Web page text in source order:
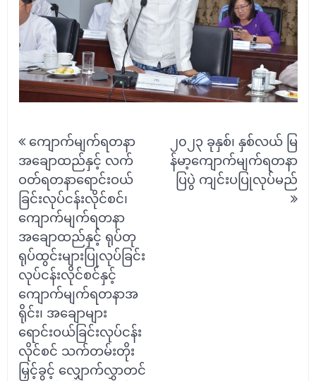
navigation
ကျောက်မျက်ရတနာ
အချောထည်နှင့် လက်
ဝတ်ရတနာရောင်းဝယ်
ခြင်းလုပ်ငန်းလိုင်စင်၊
ကျောက်မျက်ရတနာ
အချောထည်နှင့် ရုပ်တု
ရုပ်ထွင်းများပြုလုပ်ခြင်း
လုပ်ငန်းလိုင်စင်နှင့်
ကျောက်မျက်ရတနာအ
ရိုင်း၊ အချောများ
ရောင်းဝယ်ခြင်းလုပ်ငန်း
လိုင်စင် သက်တမ်းတိုး
မြှင့်ခွင့် လျှောက်လွှာတင်
၂၀၂၃ ခုနှစ်၊ နှစ်လယ် မြ
န်မာ့ကျောက်မျက်ရတနာ
ပြပွဲ ကျင်းပပြုလုပ်မည်